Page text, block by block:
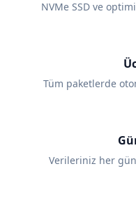
NVMe SSD ve
Tüm paketlerde
Verileriniz her